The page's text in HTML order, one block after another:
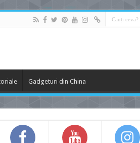
Gadgeturi din China